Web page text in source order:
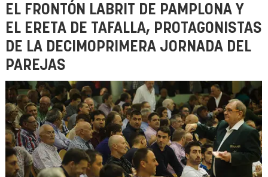
EL FRONTÓN LABRIT DE PAMPLONA Y
EL ERETA DE TAFALLA, PROTAGONISTAS
DE LA DECIMOPRIMERA JORNADA DEL
PAREJAS